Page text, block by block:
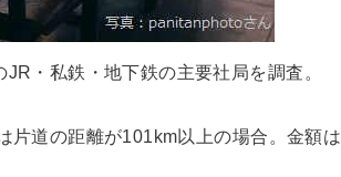
・私鉄・地下鉄の主要社局を調査。
片道の距離が101km以上の場合。金額は